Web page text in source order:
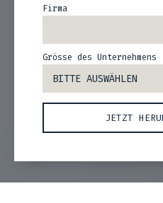
Firma
Grösse des Unternehmens